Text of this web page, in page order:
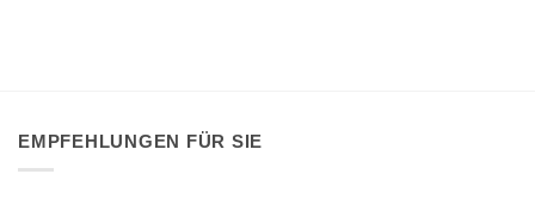
EMPFEHLUNGEN FÜR SIE